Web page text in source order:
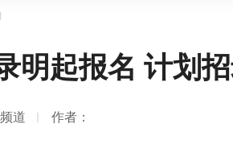
明起报名 计划
道 作者：